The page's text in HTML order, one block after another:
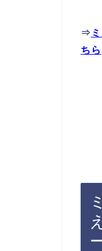
⇒
ちら